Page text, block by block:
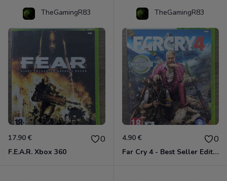
TheGamingR83
17.90 € 0
F.E.A.R. Xbox 360
TheGamingR83
4.90 € 0
Far Cry 4 - Best Seller Edition Xbox 360